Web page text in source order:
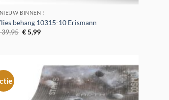
BINNEN !
behang 10315-10 Erismann
39,95 Oorspronkelijke
prijs
€5,99Huidige
Toevoegen
aan
verlanglijst